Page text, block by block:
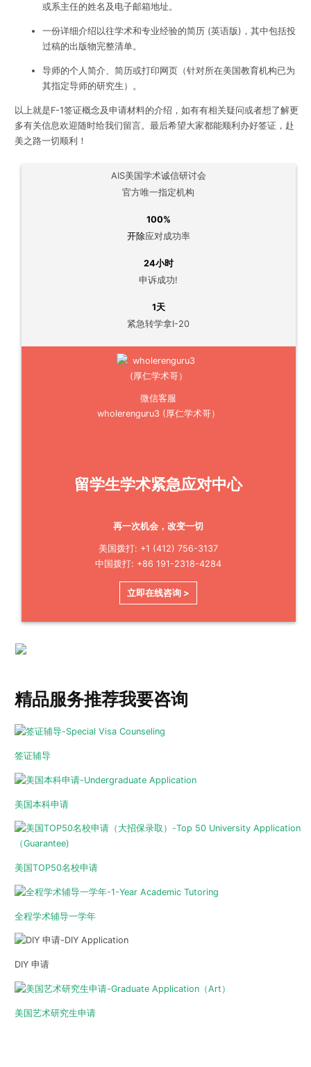
或系主任的姓名及电子邮箱地址。
一份详细介绍以往学术和专业经验的简历 (英语版)，其中包括投
过稿的出版物完整清单。
导师的个人简介、简历或打印网页（针对所在美国教育机构已为
其指定导师的研究生）。
以上就是F-1签证概念及申请材料的介绍，如有有相关疑问或者想了解更
多有关信息欢迎随时给我们留言。最后希望大家都能顺利办好签证，赴
美之路一切顺利！
AIS美国学术诚信研讨会
官方唯一指定机构
100%
开除应对成功率
24小时
申诉成功!
1天
紧急转学拿I-20
微信客服
wholerenguru3 (厚仁学术哥）
留学生学术紧急应对中心
再一次机会，改变一切
美国拨打: +1 (412) 756-3137
中国拨打: +86 191-2318-4284
立即在线咨询 >
精品服务推荐我要咨询
签证辅导
美国本科申请
美国TOP50名校申请
全程学术辅导一学年
DIY 申请
美国艺术研究生申请